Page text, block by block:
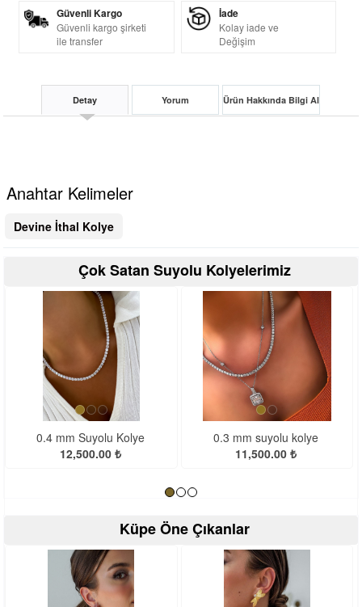
Güvenli Kargo
Güvenli kargo şirketi
ile transfer
İade
Kolay iade ve
Değişim
Detay Yorum Ürün Hakkında Bilgi Al
Anahtar Kelimeler
Devine İthal Kolye
Çok Satan Suyolu Kolyelerimiz
0.4 mm Suyolu Kolye
12,500.00 ₺
0.3 mm suyolu kolye
11,500.00 ₺
Küpe Öne Çıkanlar